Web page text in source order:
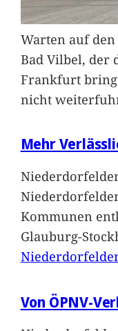
Warten auf
Bad Vilbel, der
Frankfurt
nicht
Mehr
Kommunen
Glauburg-
Von ÖPNV-